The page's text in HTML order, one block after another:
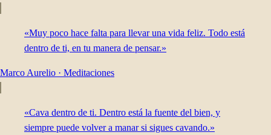
«Muy poco hace falta para llevar una vida feliz. Todo está
dentro de ti, en tu manera de pensar.»
Marco Aurelio · Meditaciones
«Cava dentro de ti. Dentro está la fuente del bien, y
siempre puede volver a manar si sigues cavando.»